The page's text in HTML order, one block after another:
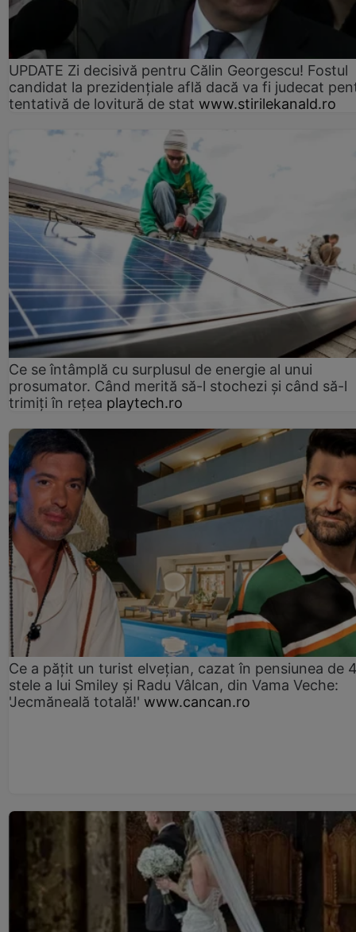
UPDATE Zi decisivă pentru Călin Georgescu! Fostul
candidat la prezidențiale află dacă va fi judecat
tentativă de lovitură de stat www.stirilekanald.ro
Ce se întâmplă cu surplusul de energie al unui
prosumator. Când merită să-l stochezi și când să-l
trimiți în rețea playtech.ro
Ce a pățit un turist elvețian, cazat în pensiunea de
stele a lui Smiley și Radu Vâlcan, din Vama Veche:
'Jecmăneală totală!' www.cancan.ro